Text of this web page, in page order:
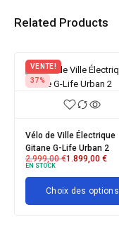
Related Products
VENTE!
37%
Vélo de Ville Électrique
Gitane G-Life Urban 2
2.999,00€1.899,00 €
EN STOCK
Choix des options